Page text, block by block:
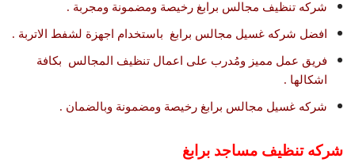
شركه تنظيف مجالس برابغ رخيصة ومضمونة ومجربة .
افضل شركه غسيل مجالس برابغ باستخدام اجهزة لشفط الاتربة .
فريق عمل مميز ومُدرب على اعمال تنظيف المجالس بكافة
اشكالها .
شركه غسيل مجالس برابغ رخيصة ومضمونة وبالضمان .
شركه تنظيف مساجد برابغ